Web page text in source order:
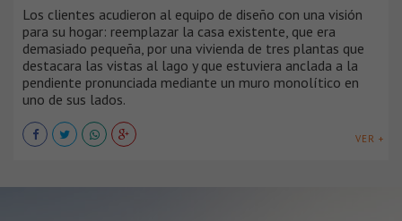
Los clientes acudieron al equipo de diseño con una visión
para su hogar: reemplazar la casa existente, que era
demasiado pequeña, por una vivienda de tres plantas que
destacara las vistas al lago y que estuviera anclada a la
pendiente pronunciada mediante un muro monolítico en
uno de sus lados.
VER +